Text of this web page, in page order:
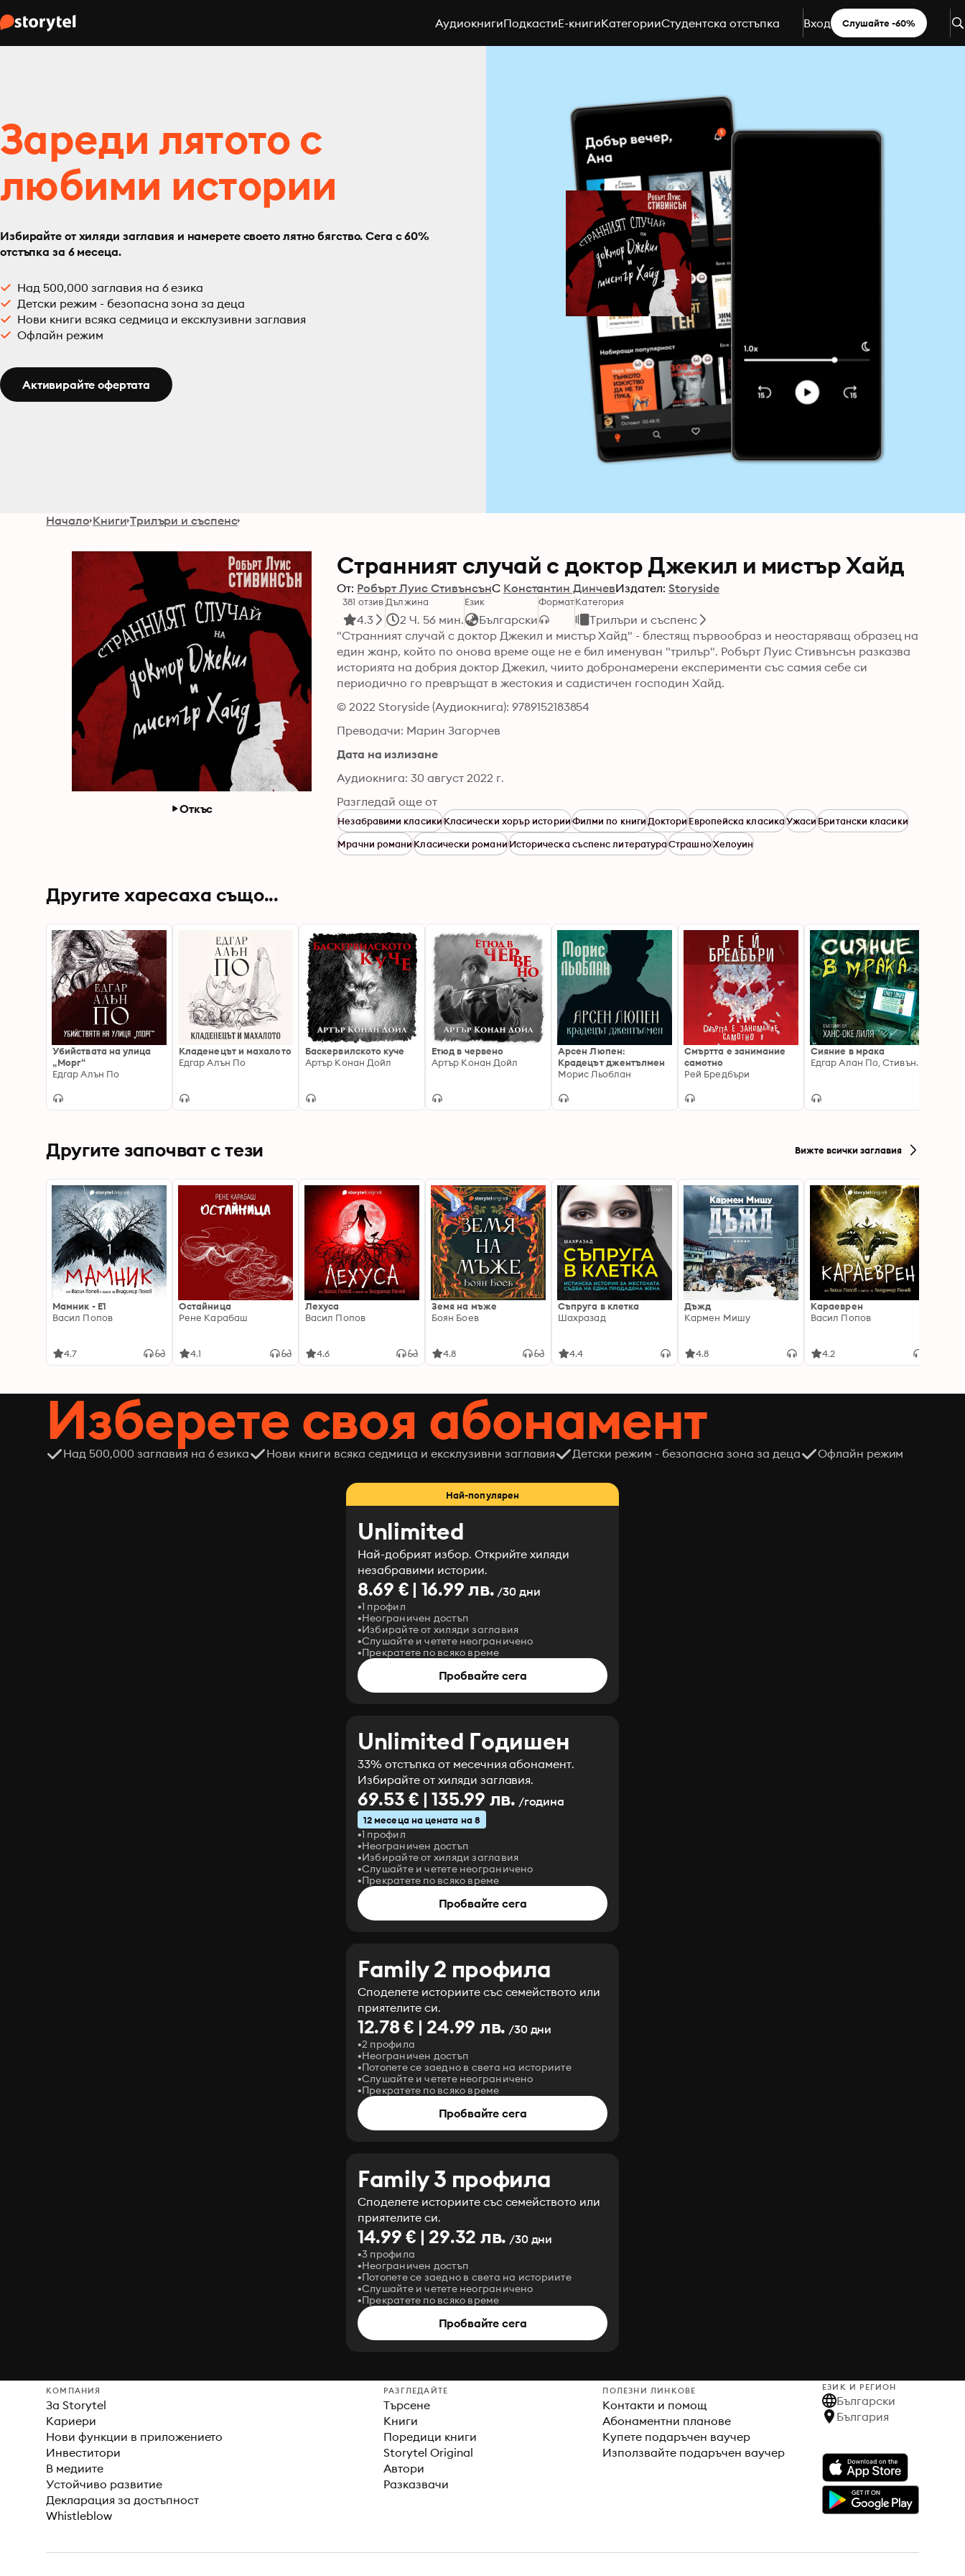
АудиокнигиПодкастиE-книгиКатегорииСтудентска отстъпка Вход Слушайте -60%
Зареди лятото с
любими истории
Избирайте от хиляди заглавия и намерете своето лятно бягство. Сега с 60%
отстъпка за 6 месеца.
Над 500,000 заглавия на 6 езика
Детски режим - безопасна зона за деца
Нови книги всяка седмица и ексклузивни заглавия
Офлайн режим
Активирайте офертата
Начало Книги Трилъри и съспенс
Откъс
Странният случай с доктор Джекил и мистър Хайд
От: Робърт Луис СтивънсънС Константин ДинчевИздател: Storyside
381 отзив
4.3
Дължина
2 Ч. 56 мин.
Език
Български
ФорматКатегория
Трилъри и съспенс
"Странният случай с доктор Джекил и мистър Хайд" - блестящ първообраз и неостаряващ образец на
един жанр, който по онова време още не е бил именуван "трилър". Робърт Луис Стивънсън разказва
историята на добрия доктор Джекил, чиито добронамерени експерименти със самия себе си
периодично го превръщат в жестокия и садистичен господин Хайд.
© 2022 Storyside (Аудиокнига): 9789152183854
Преводачи: Марин Загорчев
Дата на излизане
Аудиокнига: 30 август 2022 г.
Разгледай още от
Незабравими класикиКласически хорър историиФилми по книгиДокториЕвропейска класикаУжасиБритански класики
Мрачни романиКласически романиИсторическа съспенс литератураСтрашноХелоуин
Другите харесаха също...
Убийствата на улица
„Морг“
Едгар Алън По
Кладенецът и махалото
Едгар Алън По
Баскервилското куче
Артър Конан Дойл
Етюд в червено
Артър Конан Дойл
Арсен Люпен:
Крадецът джентълмен
Морис Льоблан
Смъртта е занимание
самотно
Рей Бредбъри
Сияние в мрака
Едгар Алан По, Стивън Кинг, Х. Ф. Лъвкрафт, Клайв Баркър, Стюарт О'Нан, Ханс-Оке Лиля
Другите започват с тези Вижте всички заглавия
Мамник - E1
Васил Попов
4.7
Остайница
Рене Карабаш
4.1
Лехуса
Васил Попов
4.6
Земя на мъже
Боян Боев
4.8
Съпруга в клетка
Шахразад
4.4
Дъжд
Кармен Мишу
4.8
Караеврен
Васил Попов
4.2
Изберете своя абонамент
Над 500,000 заглавия на 6 езика Нови книги всяка седмица и ексклузивни заглавия Детски режим - безопасна зона за деца Офлайн режим
Най-популярен
Unlimited
Най-добрият избор. Открийте хиляди
незабравими истории.
8.69 € | 16.99 лв. /30 дни
1 профил
Неограничен достъп
Избирайте от хиляди заглавия
Слушайте и четете неограничено
Прекратете по всяко време
Пробвайте сега
Unlimited Годишен
33% отстъпка от месечния абонамент.
Избирайте от хиляди заглавия.
69.53 € | 135.99 лв. /година
12 месеца на цената на 8
1 профил
Неограничен достъп
Избирайте от хиляди заглавия
Слушайте и четете неограничено
Прекратете по всяко време
Пробвайте сега
Family 2 профила
Споделете историите със семейството или
приятелите си.
12.78 € | 24.99 лв. /30 дни
2 профила
Неограничен достъп
Потопете се заедно в света на историите
Слушайте и четете неограничено
Прекратете по всяко време
Пробвайте сега
Family 3 профила
Споделете историите със семейството или
приятелите си.
14.99 € | 29.32 лв. /30 дни
3 профила
Неограничен достъп
Потопете се заедно в света на историите
Слушайте и четете неограничено
Прекратете по всяко време
Пробвайте сега
КОМПАНИЯ
За Storytel
Кариери
Нови функции в приложението
Инвеститори
В медиите
Устойчиво развитие
Декларация за достъпност
Whistleblow
РАЗГЛЕДАЙТЕ
Търсене
Книги
Поредици книги
Storytel Original
Автори
Разказвачи
ПОЛЕЗНИ ЛИНКОВЕ
Контакти и помощ
Абонаментни планове
Купете подаръчен ваучер
Използвайте подаръчен ваучер
ЕЗИК И РЕГИОН
Български
България